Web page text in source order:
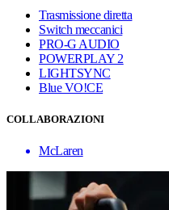
Trasmissione diretta
Switch meccanici
PRO-G AUDIO
POWERPLAY 2
LIGHTSYNC
Blue VO!CE
COLLABORAZIONI
McLaren